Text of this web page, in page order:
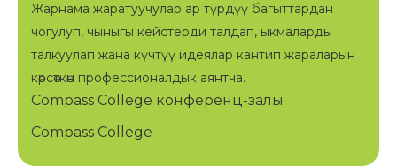
Жарнама жаратуучулар ар түрдүү багыттардан
чогулуп, чыныгы кейстерди талдап, ыкмаларды
талкуулап жана күчтүү идеялар кантип жараларын
көрсөткөн профессионалдык аянтча.
Compass College конференц-залы
Compass College